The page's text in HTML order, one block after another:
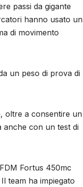
passi da gigante
hanno usato un
di movimento
un peso di prova di
oltre a consentire un
anche con un test di
Fortus 450mc
team ha impiegato